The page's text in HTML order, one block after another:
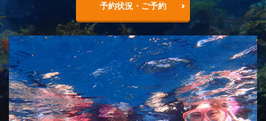
予約状況・ご予約